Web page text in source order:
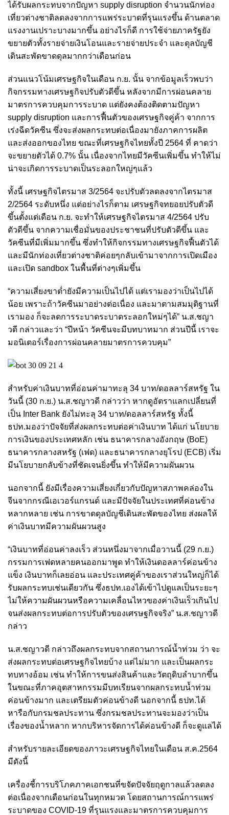
ได้รับผลกระทบจากปัญหา supply disruption จำนวนนักท่อง
เที่ยวต่างชาติลดลงจากการแพร่ระบาดที่รุนแรงขึ้น ด้านตลาด
แรงงานเปราะบางมากขึ้น อย่างไรก็ดี การใช้จ่ายภาครัฐยัง
ขยายตัวทั้งรายจ่ายเงินโอนและรายจ่ายประจำ และดุลบัญชี
เดินสะพัดขาดดุลมากกว่าเดือนก่อน
ส่วนแนวโน้มเศรษฐกิจในเดือน ก.ย. นั้น จากข้อมูลเร็วพบว่า
กิจกรรมทางเศรษฐกิจปรับตัวดีขึ้น หลังจากมีการผ่อนคลาย
มาตรการควบคุมการระบาด แต่ยังคงต้องติดตามปัญหา
supply disruption และการฟื้นตัวของเศรษฐกิจคู่ค้า จากการ
เร่งฉีดวัคซีน ซึ่งจะส่งผลกระทบต่อเนื่องมายังภาคการผลิต
และส่งออกของไทย ขณะที่เศรษฐกิจไทยทั้งปี 2564 ที่ คาดว่า
จะขยายตัวได้ 0.7% นั้น เนื่องจากไทยมีวัคซีนเพิ่มขึ้น ทำให้ไม่
น่าจะเกิดการระบาดเป็นระลอกใหญ่ๆแล้ว
ทั้งนี้ เศรษฐกิจไตรมาส 3/2564 จะปรับตัวลดลงจากไตรมาส
2/2564 ระดับหนึ่ง แต่อย่างไรก็ตาม เศรษฐกิจทยอยปรับตัวดี
ขึ้นตั้งแต่เดือน ก.ย. จะทำให้เศรษฐกิจไตรมาส 4/2564 ปรับ
ตัวดีขึ้น จากความเชื่อมั่นของประชาชนที่ปรับตัวดีขึ้น และ
วัคซีนที่มีเพิ่มมากขึ้น ซึ่งทำให้กิจกรรมทางเศรษฐกิจฟื้นตัวได้
และมีนักท่องเที่ยวต่างชาติค่อยๆกลับเข้ามาจากการเปิดเมือง
และเปิด sandbox ในพื้นที่ต่างๆเพิ่มขึ้น
“ความเสี่ยงขาต่ำยังมีความเป็นไปได้ แต่เรามองว่าเป็นไปได้
น้อย เพราะถ้าวัคซีนมาอย่างต่อเนื่อง และมาตามสมมุติฐานที่
เรามอง ก็จะลดการระบาดระบาดระลอกใหม่ๆได้” น.ส.ชญา
วดี กล่าวและว่า “ปีหน้า วัคซีนจะมีบทบาทมาก ส่วนปีนี้ เราจะ
มอนิเตอร์เรื่องการผ่อนคลายมาตรการควบคุม”
สำหรับค่าเงินบาทที่อ่อนค่ามาทะลุ 34 บาท/ดอลลาร์สหรัฐ ใน
วันนี้ (30 ก.ย.) น.ส.ชญาวดี กล่าวว่า หากดูอัตราแลกเปลี่ยนที่
เป็น Inter Bank ยังไม่ทะลุ 34 บาท/ดอลลาร์สหรัฐ ทั้งนี้
ธปท.มองว่าปัจจัยที่ส่งผลกระทบต่อค่าเงินบาท ได้แก่ นโยบาย
การเงินของประเทศหลัก เช่น ธนาคารกลางอังกฤษ (BoE)
ธนาคารกลางสหรัฐ (เฟด) และธนาคารกลางยุโรป (ECB) เริ่ม
มีนโยบายกลับข้างที่ชัดเจนยิ่งขึ้น ทำให้มีความผันผวน
นอกจากนี้ ยังมีเรื่องความเสี่ยงเกี่ยวกับปัญหาสภาพคล่องใน
จีนจากกรณีเอเวอร์แกรนด์ และมีปัจจัยในประเทศที่ค่อนข้าง
หลากหลาย เช่น การขาดดุลบัญชีเดินสะพัดของไทย ส่งผลให้
ค่าเงินบาทมีความผันผวนสูง
“เงินบาทที่อ่อนค่าลงเร็ว ส่วนหนึ่งมาจากเมื่อวานนี้ (29 ก.ย.)
กรรมการเฟดหลายคนออกมาพูด ทำให้เงินดอลลาร์ค่อนข้าง
แข็ง เงินบาทก็เลยอ่อน และประเทศคู่ค้าของเราส่วนใหญ่ก็ได้
รับผลกระทบเช่นเดียวกัน ซึ่งธปท.เองได้เข้าไปดูแลเป็นระยะๆ
ไม่ให้ความผันผวนหรือความเคลื่อนไหวของค่าเงินเร็วเกินไป
จนส่งผลกระทบต่อการปรับตัวของเศรษฐกิจจริง” น.ส.ชญาวดี
กล่าว
น.ส.ชญาวดี กล่าวถึงผลกระทบจากสถานการณ์น้ำท่วม ว่า จะ
ส่งผลกระทบต่อเศรษฐกิจไทยบ้าง แต่ไม่มาก และเป็นผลกระ
ทบทางอ้อม เช่น ทำให้การขนส่งสินค้าและวัตถุดิบลำบากขึ้น
ในขณะที่ภาคอุตสาหกรรมมีบทเรียนจากผลกระทบน้ำท่วม
ค่อนข้างมาก และเตรียมตัวค่อนข้างดี นอกจากนี้ ธปท.ได้
หารือกับกรมชลประทาน ซึ่งกรมชลประทานจะมองว่าเป็น
เรื่องของน้ำหลาก หากบริหารจัดการได้ค่อนข้างดี ก็จะดูแลได้
สำหรับรายละเอียดของภาวะเศรษฐกิจไทยในเดือน ส.ค.2564
มีดังนี้
เครื่องชี้การบริโภคภาคเอกชนที่ขจัดปัจจัยฤดูกาลแล้วลดลง
ต่อเนื่องจากเดือนก่อนในทุกหมวด โดยสถานการณ์การแพร่
ระบาดของ COVID-19 ที่รุนแรงและมาตรการควบคุมการ